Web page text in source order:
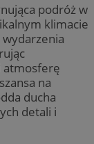
podróż w
klimacie
atmosferę
na
ducha
detali i